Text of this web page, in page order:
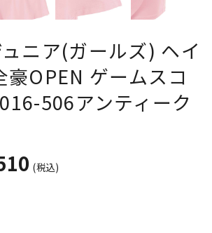
ニア(ガールズ) ヘイ
豪OPEN ゲームスコ
506アンティーク
(税込)